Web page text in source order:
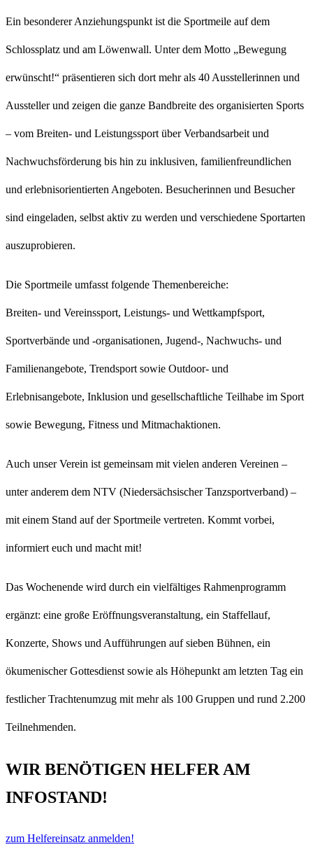
Ein besonderer Anziehungspunkt ist die Sportmeile auf dem
Schlossplatz und am Löwenwall. Unter dem Motto „Bewegung
erwünscht!“ präsentieren sich dort mehr als 40 Ausstellerinnen und
Aussteller und zeigen die ganze Bandbreite des organisierten Sports
– vom Breiten- und Leistungssport über Verbandsarbeit und
Nachwuchsförderung bis hin zu inklusiven, familienfreundlichen
und erlebnisorientierten Angeboten. Besucherinnen und Besucher
sind eingeladen, selbst aktiv zu werden und verschiedene Sportarten
auszuprobieren.
Die Sportmeile umfasst folgende Themenbereiche:
Breiten- und Vereinssport, Leistungs- und Wettkampfsport,
Sportverbände und -organisationen, Jugend-, Nachwuchs- und
Familienangebote, Trendsport sowie Outdoor- und
Erlebnisangebote, Inklusion und gesellschaftliche Teilhabe im Sport
sowie Bewegung, Fitness und Mitmachaktionen.
Auch unser Verein ist gemeinsam mit vielen anderen Vereinen –
unter anderem dem NTV (Niedersächsischer Tanzsportverband) –
mit einem Stand auf der Sportmeile vertreten. Kommt vorbei,
informiert euch und macht mit!
Das Wochenende wird durch ein vielfältiges Rahmenprogramm
ergänzt: eine große Eröffnungsveranstaltung, ein Staffellauf,
Konzerte, Shows und Aufführungen auf sieben Bühnen, ein
ökumenischer Gottesdienst sowie als Höhepunkt am letzten Tag ein
festlicher Trachtenumzug mit mehr als 100 Gruppen und rund 2.200
Teilnehmenden.
WIR BENÖTIGEN HELFER AM
INFOSTAND!
zum Helfereinsatz anmelden!